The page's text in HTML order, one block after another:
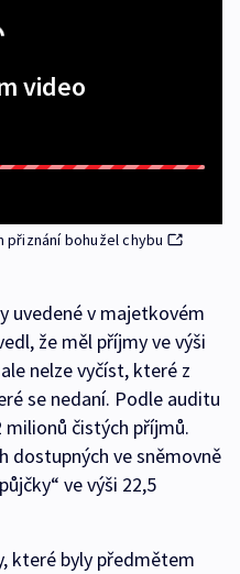
video
přiznání bohužel chybu
uvedené v majetkovém
že měl příjmy ve výši
nelze vyčíst, které z
se nedaní. Podle auditu
čistých příjmů.
dostupných ve sněmovně
ve výši 22,5
které byly předmětem